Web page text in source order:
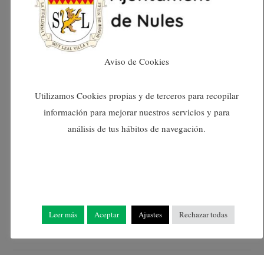
juny 2025
maig 2025
Aviso de Cookies
Utilizamos Cookies propias y de terceros para recopilar
información para mejorar nuestros servicios y para
análisis de tus hábitos de navegación.
Leer más Aceptar Ajustes Rechazar todas